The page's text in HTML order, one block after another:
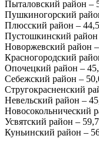
Пыталовский район –
Пушкиногорский
Плюсский район –
Пустошкинский район
Новоржевский район
Красногородский
Опочецкий район –
Себежский район –
Стругокрасненский
Невельский район –
Новосокольнический
Усвятский район –
Куньинский район –